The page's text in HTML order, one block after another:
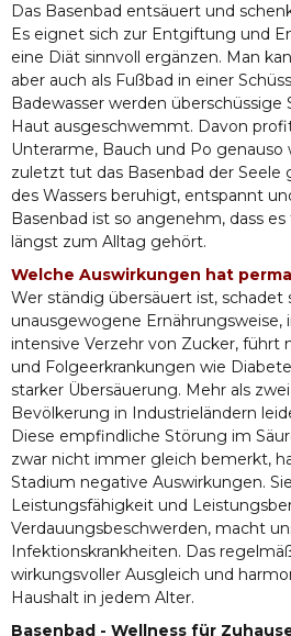
Das Basenbad entsäuert und
Es eignet sich zur Entgiftung und
eine Diät sinnvoll ergänzen. Man
aber auch als Fußbad in einer
Badewasser werden überschüssige
Haut ausgeschwemmt. Davon
Unterarme, Bauch und Po
zuletzt tut das Basenbad der Seele
des Wassers beruhigt, entspannt
Basenbad ist so angenehm, dass
längst zum Alltag gehört.
Welche Auswirkungen hat
Wer ständig übersäuert ist, schadet
unausgewogene Ernährungsweise,
intensive Verzehr von Zucker, führt
und Folgeerkrankungen wie
starker Übersäuerung. Mehr als
Bevölkerung in Industrieländern
Diese empfindliche Störung im
zwar nicht immer gleich bemerkt,
Stadium negative Auswirkungen.
Leistungsfähigkeit und
Verdauungsbeschwerden, macht
Infektionskrankheiten. Das
wirkungsvoller Ausgleich und
Haushalt in jedem Alter.
Basenbad - Wellness für